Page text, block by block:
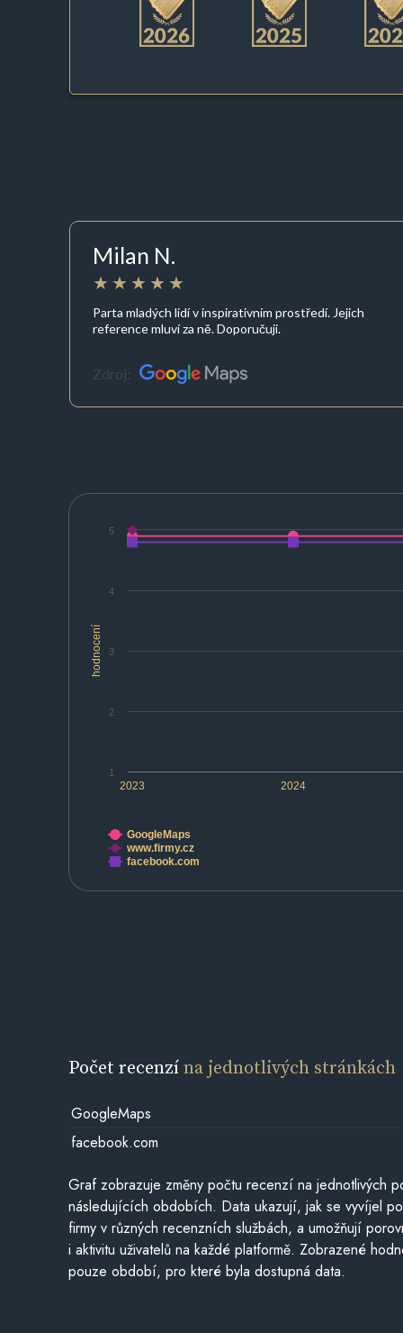
Milan N.
Parta mladých lidí v inspirativním prostředí. Jejich
reference mluví za ně. Doporučuji.
Zdroj:
hodnocení
2023 2024
1
2
3
4
5
GoogleMaps
www.firmy.cz
facebook.com
Počet recenzína jednotlivých stránkách
GoogleMaps
facebook.com
Graf zobrazuje změny počtu recenzí na jednotlivých
následujících obdobích. Data ukazují, jak se vyvíjel
firmy v různých recenzních službách, a umožňují
i aktivitu uživatelů na každé platformě. Zobrazené
pouze období, pro které byla dostupná data.